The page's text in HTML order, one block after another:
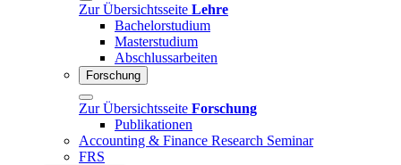
Zur Übersichtsseite Lehre
Bachelorstudium
Masterstudium
Abschlussarbeiten
Forschung
Zur Übersichtsseite Forschung
Publikationen
Accounting & Finance Research Seminar
FRS